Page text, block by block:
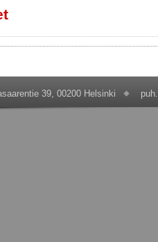
39, 00200 Helsinki